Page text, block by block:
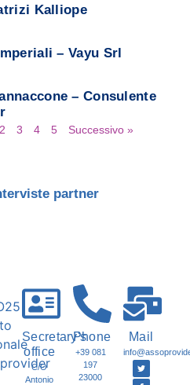
Kalliope
– Vayu Srl
– Consulente
2 3 4 5 Successivo »
partner
Secretary's
office
C/O
Antonio
Phone
+39 081
197
23000
Mail